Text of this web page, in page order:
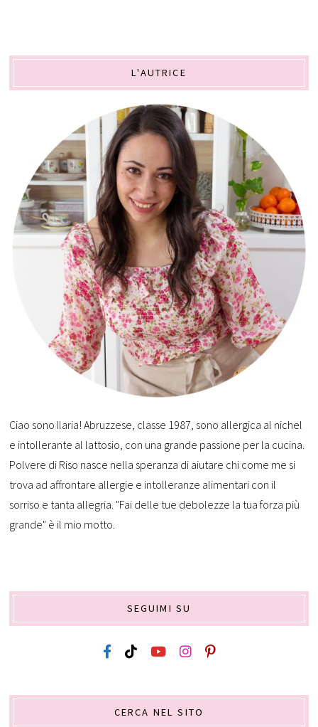
L'AUTRICE
Ciao sono Ilaria! Abruzzese, classe 1987, sono allergica al nichel
e intollerante al lattosio, con una grande passione per la cucina.
Polvere di Riso nasce nella speranza di aiutare chi come me si
trova ad affrontare allergie e intolleranze alimentari con il
sorriso e tanta allegria. "Fai delle tue debolezze la tua forza più
grande" è il mio motto.
SEGUIMI SU
CERCA NEL SITO